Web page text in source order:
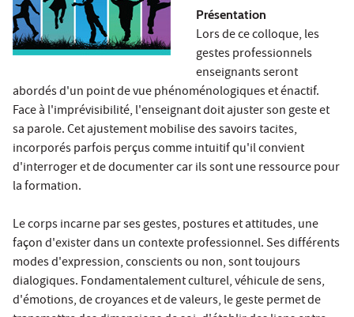
Présentation
Lors de ce colloque, les
gestes professionnels
enseignants seront
abordés d'un point de vue phénoménologiques et énactif.
Face à l'imprévisibilité, l'enseignant doit ajuster son geste et
sa parole. Cet ajustement mobilise des savoirs tacites,
incorporés parfois perçus comme intuitif qu'il convient
d'interroger et de documenter car ils sont une ressource pour
la formation.
Le corps incarne par ses gestes, postures et attitudes, une
façon d'exister dans un contexte professionnel. Ses différents
modes d'expression, conscients ou non, sont toujours
dialogiques. Fondamentalement culturel, véhicule de sens,
d'émotions, de croyances et de valeurs, le geste permet de